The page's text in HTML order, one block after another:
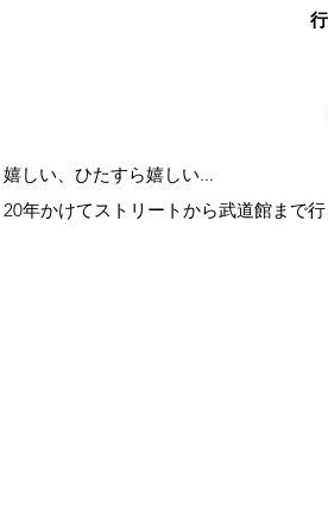
嬉しい、ひたすら嬉しい...
20年かけてストリートから武道館まで